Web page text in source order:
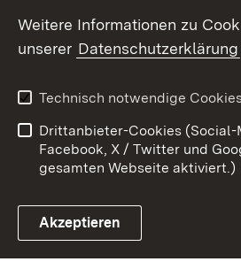
Link zum Landesportal
Kontakt
Barrierefreiheit
Impressum
Weitere Informationen zu
unserer Datenschutzerklärung
Technisch notwendige
Drittanbieter-Cookies (Social-
Facebook, X / Twitter und
gesamten Webseite aktiviert.)
Akzeptieren